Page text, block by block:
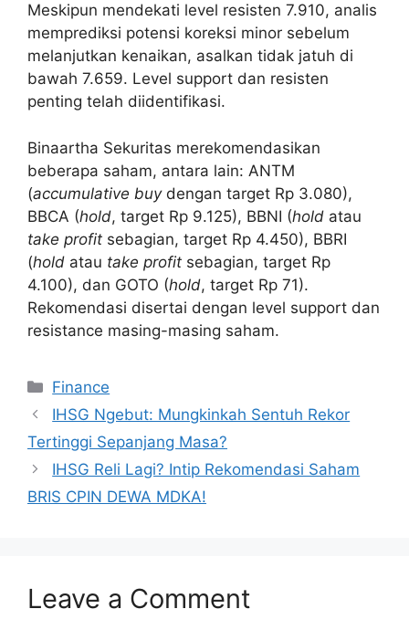
Meskipun mendekati level resisten 7.910, analis
memprediksi potensi koreksi minor sebelum
melanjutkan kenaikan, asalkan tidak jatuh di
bawah 7.659. Level support dan resisten
penting telah diidentifikasi.
Binaartha Sekuritas merekomendasikan
beberapa saham, antara lain: ANTM
(accumulative buydengan target Rp 3.080),
BBCA (hold, target Rp 9.125), BBNI (hold atau
take profit sebagian, target Rp 4.450), BBRI
(hold atau take profit sebagian, target Rp
4.100), dan GOTO (hold, target Rp 71).
Rekomendasi disertai dengan level support dan
resistance masing-masing saham.
Categories
Finance
IHSG Ngebut: Mungkinkah Sentuh Rekor
Tertinggi Sepanjang Masa?
IHSG Reli Lagi? Intip Rekomendasi Saham
BRIS CPIN DEWA MDKA!
Leave a Comment